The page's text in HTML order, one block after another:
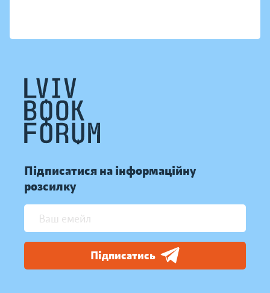
Підписатися на інформаційну
розсилку
Підписатись